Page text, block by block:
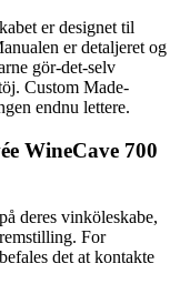
er designet til
er detaljeret og
gör-det-selv
Custom Made-
endnu lettere.
WineCave 700
deres vinköleskabe,
For
det at kontakte